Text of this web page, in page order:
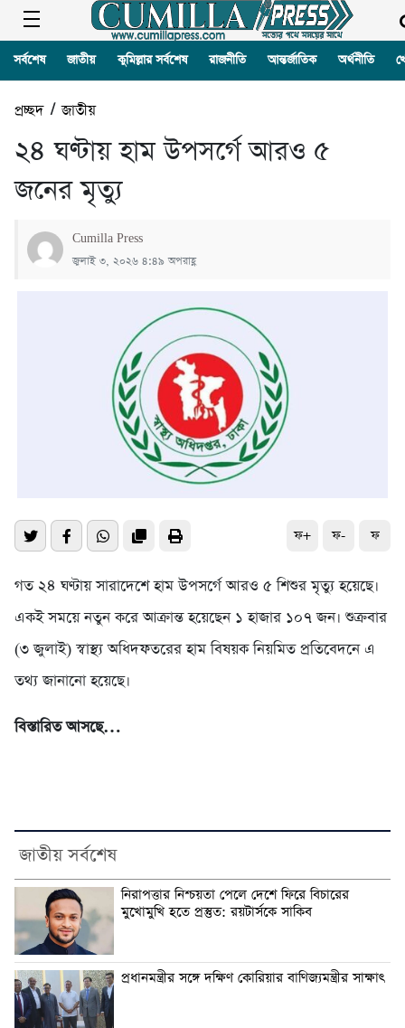
সর্বশেষ জাতীয় কুমিল্লার সর্বশেষ রাজনীতি আন্তর্জাতিক অর্থনীতি
প্রচ্ছদ/জাতীয়
২৪ ঘণ্টায় হাম উপসর্গে আরও ৫
জনের মৃত্যু
Cumilla Press
জুলাই ৩, ২০২৬ ৪:৪৯ অপরাহ্ণ
ফ+ ফ- ফ
গত ২৪ ঘণ্টায় সারাদেশে হাম উপসর্গে আরও ৫ শিশুর মৃত্যু হয়েছে।
একই সময়ে নতুন করে আক্রান্ত হয়েছেন ১ হাজার ১০৭ জন। শুক্রবার
(৩ জুলাই) স্বাস্থ্য অধিদফতরের হাম বিষয়ক নিয়মিত প্রতিবেদনে এ
তথ্য জানানো হয়েছে।
বিস্তারিত আসছে…
জাতীয় সর্বশেষ
নিরাপত্তার নিশ্চয়তা পেলে দেশে ফিরে বিচারের
মুখোমুখি হতে প্রস্তুত: রয়টার্সকে সাকিব
প্রধানমন্ত্রীর সঙ্গে দক্ষিণ কোরিয়ার বাণিজ্যমন্ত্রীর সাক্ষাৎ